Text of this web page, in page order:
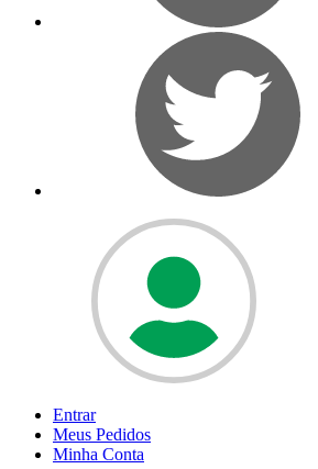
Entrar
Meus Pedidos
Minha Conta